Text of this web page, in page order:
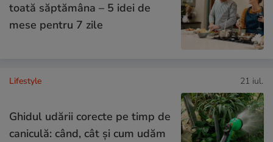
toată săptămâna – 5 idei de
mese pentru 7 zile
Lifestyle 21 iul.
Ghidul udării corecte pe timp de
caniculă: când, cât şi cum udăm